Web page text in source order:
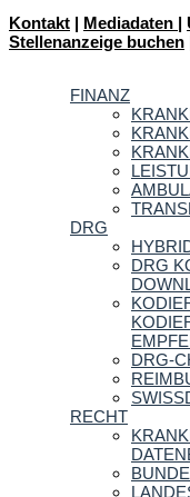
Kontakt | Mediadaten |
Stellenanzeige buchen
FINANZ
DRG
DRG
DRG-
RECHT